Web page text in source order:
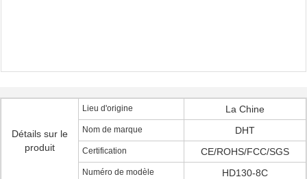
Détails sur le
produit
Lieu d'origine La Chine
Nom de marque DHT
Certification CE/ROHS/FCC/SGS
Numéro de modèle HD130-8C